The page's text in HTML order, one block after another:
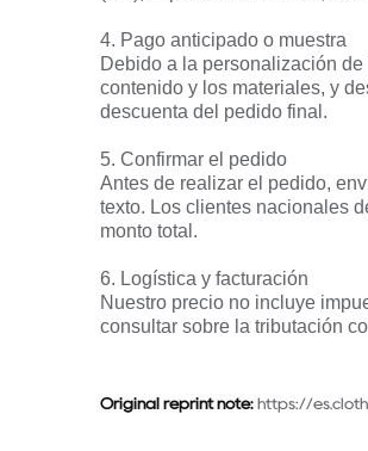
4. Pago anticipado o muestra
Debido a la personalización
contenido y los materiales, y
descuenta del pedido final.
5. Confirmar el pedido
Antes de realizar el pedido,
texto. Los clientes nacionales
monto total.
6. Logística y facturación
Nuestro precio no incluye
consultar sobre la tributación
Original reprint note: https://